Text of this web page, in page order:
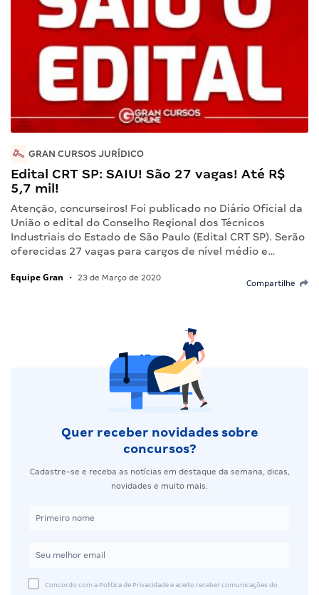
GRAN CURSOS JURÍDICO
Edital CRT SP: SAIU! São 27 vagas! Até R$
5,7 mil!
Atenção, concurseiros! Foi publicado no Diário Oficial da
União o edital do Conselho Regional dos Técnicos
Industriais do Estado de São Paulo (Edital CRT SP). Serão
oferecidas 27 vagas para cargos de nível médio e…
Equipe Gran • 23 de Março de 2020
Compartilhe
Quer receber novidades sobre
concursos?
Cadastre-se e receba as notícias em destaque da semana, dicas,
novidades e muito mais.
Concordo com a Política de Privacidade e aceito receber comunicações do